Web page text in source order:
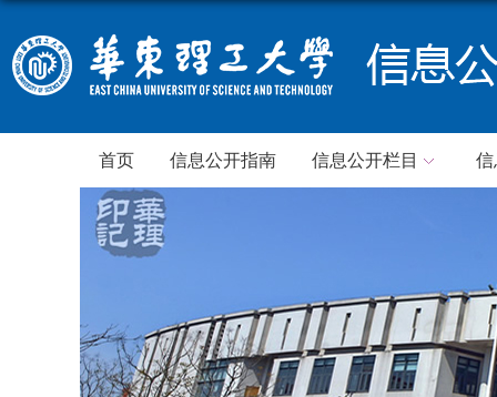
首页 信息公开指南 信息公开栏目 信